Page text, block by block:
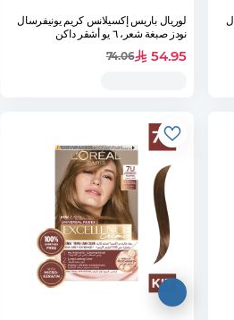
لوريال باريس إكسيلانس كريم يونيفرسال
نودز صبغة شعر، ٦ يو أشقر داكن
54.95
74.06